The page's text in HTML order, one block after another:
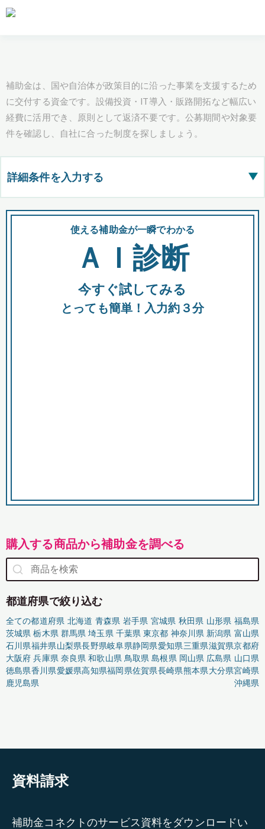
補助金は、国や自治体が政策目的に沿った事業を支援するため
に交付する資金です。設備投資・IT導入・販路開拓など幅広い
経費に活用でき、原則として返済不要です。公募期間や対象要
件を確認し、自社に合った制度を探しましょう。
詳細条件を入力する ▶
都道府県
全国の検索結果を含めて表示
助成金 融資 出資
使える補助金が一瞬でわかる
ＡＩ診断
今すぐ試してみる
とっても簡単！入力約３分
購入する商品から補助金を調べる
都道府県で絞り込む
全ての都道府県 北海道 青森県 岩手県 宮城県 秋田県 山形県 福島県
茨城県 栃木県 群馬県 埼玉県 千葉県 東京都 神奈川県 新潟県 富山県
石川県福井県山梨県長野県岐阜県静岡県愛知県三重県滋賀県京都府
大阪府 兵庫県 奈良県 和歌山県 鳥取県 島根県 岡山県 広島県 山口県
徳島県香川県愛媛県高知県福岡県佐賀県長崎県熊本県大分県宮崎県
鹿児島県
沖縄県
資料請求
補助金コネクトのサービス資料をダウンロードい